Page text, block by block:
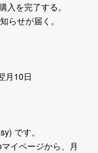
入を完了する。
らせが届く。
月10日
です。
イページから、月